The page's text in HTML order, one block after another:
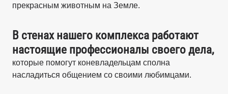
прекрасным животным на Земле.
В стенах нашего комплекса работают
настоящие профессионалы своего дела,
которые помогут коневладельцам сполна
насладиться общением со своими любимцами.